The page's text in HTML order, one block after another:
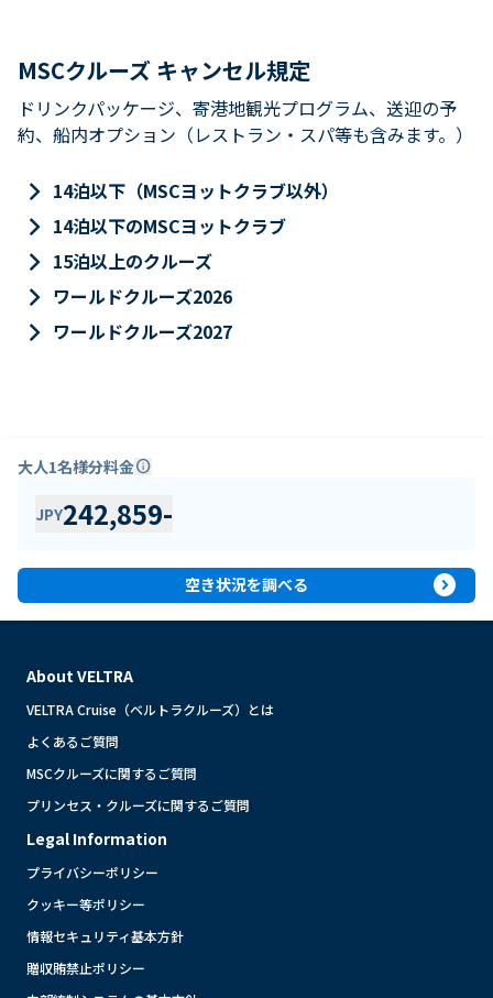
MSCクルーズ キャンセル規定
ドリンクパッケージ、寄港地観光プログラム、送迎の予
約、船内オプション（レストラン・スパ等も含みます。）
keyboard_arrow_right 14泊以下（MSCヨットクラブ以外）
keyboard_arrow_right 14泊以下のMSCヨットクラブ
keyboard_arrow_right 15泊以上のクルーズ
keyboard_arrow_right ワールドクルーズ2026
keyboard_arrow_right ワールドクルーズ2027
大人1名様分料金info
JPY242,859-
空き状況を調べる expand_circle_right
About VELTRA
VELTRA Cruise（ベルトラクルーズ）とは
よくあるご質問
MSCクルーズに関するご質問
プリンセス・クルーズに関するご質問
Legal Information
プライバシーポリシー
クッキー等ポリシー
情報セキュリティ基本方針
贈収賄禁止ポリシー